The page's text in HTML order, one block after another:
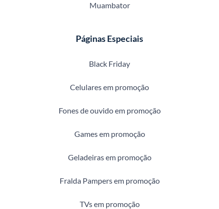
Muambator
Páginas Especiais
Black Friday
Celulares em promoção
Fones de ouvido em promoção
Games em promoção
Geladeiras em promoção
Fralda Pampers em promoção
TVs em promoção